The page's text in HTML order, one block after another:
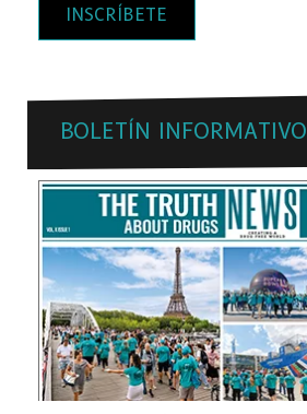
INSCRÍBETE
BOLETÍN INFORMATIVO